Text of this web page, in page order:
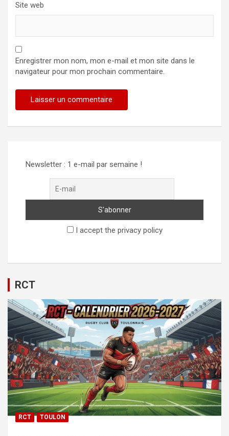
Site web
Enregistrer mon nom, mon e-mail et mon site dans le
navigateur pour mon prochain commentaire.
Newsletter : 1 e-mail par semaine !
I accept the privacy policy
RCT
RCT TOULON